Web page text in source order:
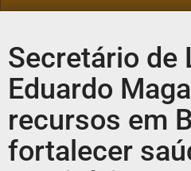
Secretário de
Eduardo
recursos em
fortalecer